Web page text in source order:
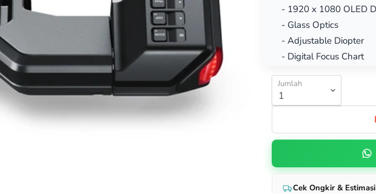
- 1920 x 1080 OLED
- Glass Optics
- Adjustable Diopter
- Digital Focus Chart
Jumlah
Cek Ongkir &